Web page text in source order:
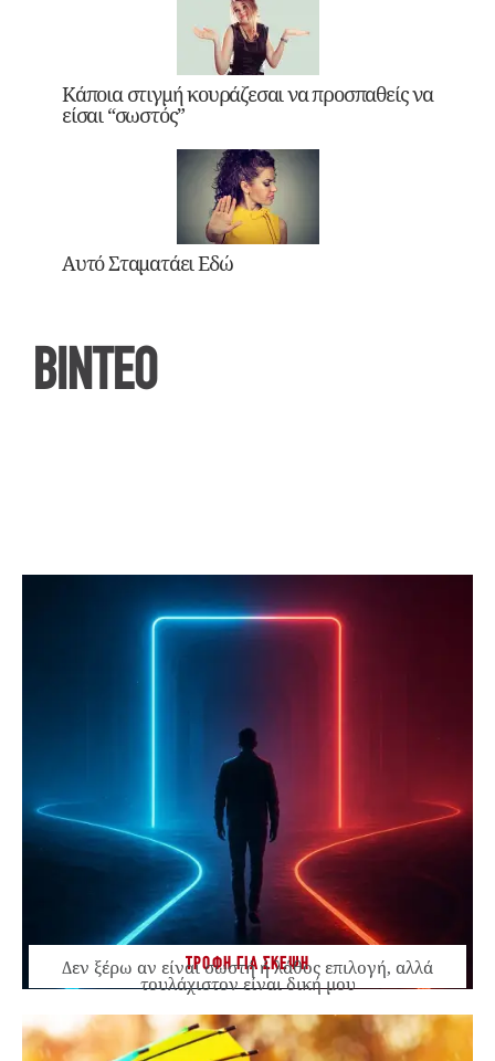
Κάποια στιγμή κουράζεσαι να προσπαθείς να
είσαι “σωστός”
Αυτό Σταματάει Εδώ
ΒΙΝΤΕΟ
ΤΡΟΦΗ ΓΙΑ ΣΚΕΨΗ
Δεν ξέρω αν είναι σωστή ή λάθος επιλογή, αλλά
τουλάχιστον είναι δική μου